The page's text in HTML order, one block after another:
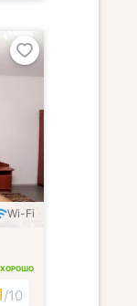
Wi-Fi
ХОРОШО
/10